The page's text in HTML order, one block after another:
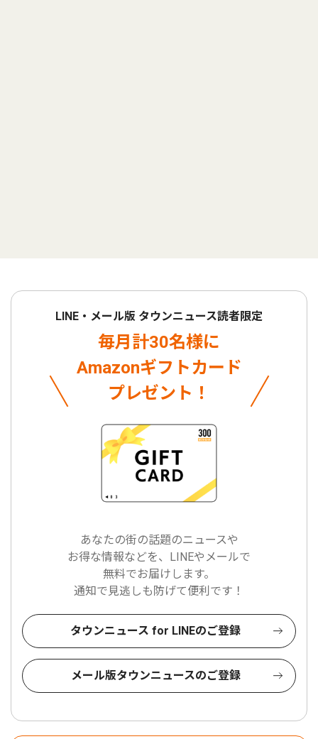
LINE・メール版 タウンニュース読者限定
毎月計30名様に
Amazonギフトカード
プレゼント！
あなたの街の話題のニュースや
お得な情報などを、LINEやメールで
無料でお届けします。
通知で見逃しも防げて便利です！
タウンニュース for LINEのご登録
メール版タウンニュースのご登録